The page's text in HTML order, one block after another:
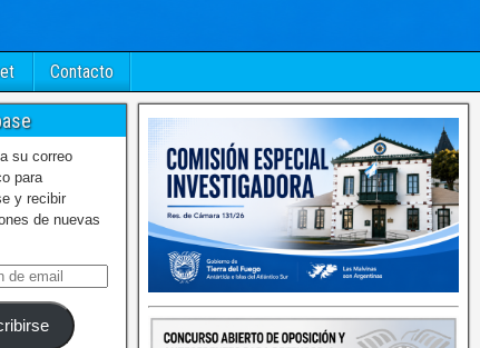
Contacto
su correo
para
y recibir
de nuevas